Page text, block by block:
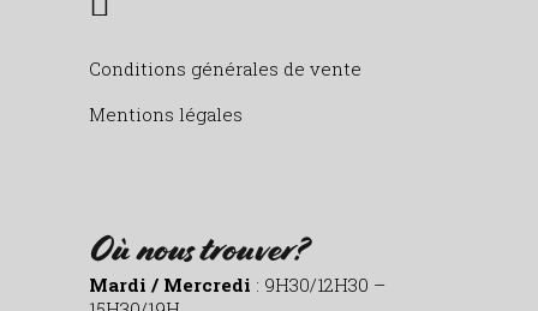
Conditions générales de vente
Mentions légales
Où nous trouver?
Mardi / Mercredi : 9H30/12H30 –